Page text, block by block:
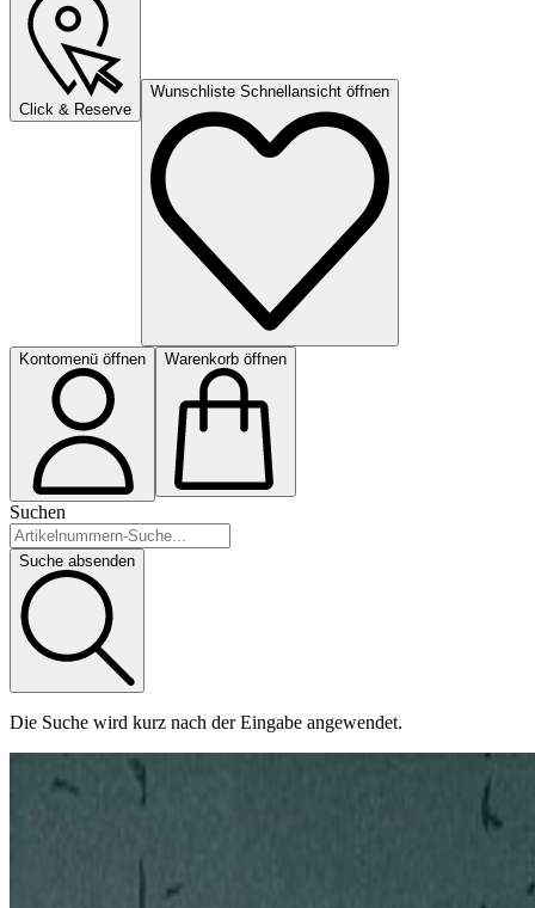
Click & Reserve
Wunschliste Schnellansicht öffnen
Kontomenü öffnen Warenkorb öffnen
Suchen
Suche absenden
Die Suche wird kurz nach der Eingabe angewendet.